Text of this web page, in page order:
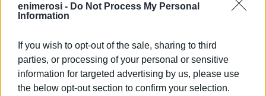
enimerosi - Do Not Process My Personal
Information
If you wish to opt-out of the sale, sharing to third
parties, or processing of your personal or sensitive
information for targeted advertising by us, please use
the below opt-out section to confirm your selection.
Κυπριώτης Θεοφάνης
Ανδρέας Φλώρος